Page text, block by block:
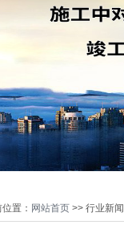
置： 网站首页>> 行业新闻